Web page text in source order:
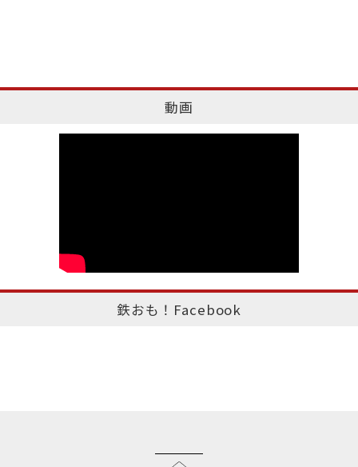
動画
鉄おも！Facebook